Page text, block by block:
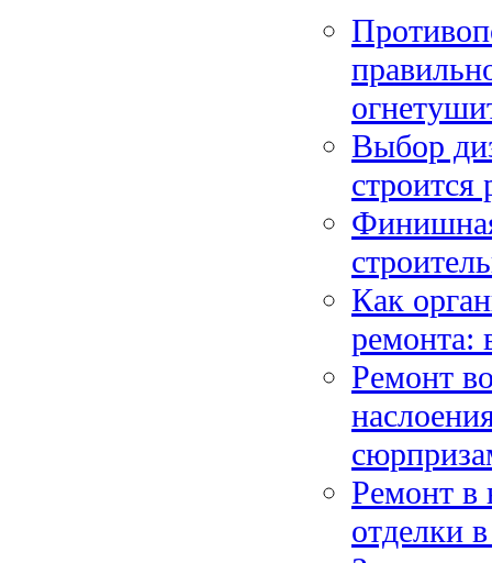
Выбор
строится
Как
ремонта:
Ремонт
Ремонт в
отделки